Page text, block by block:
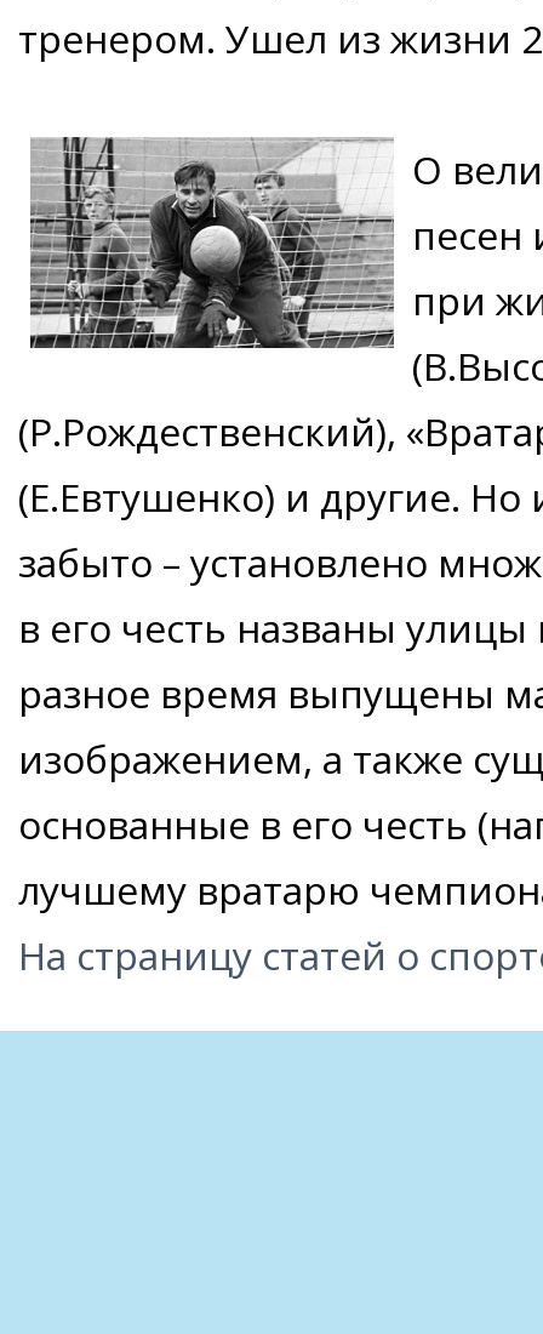
тренером. Ушел из жизни
О
песен
при
(Р.Рождественский),
(Е.Евтушенко) и другие.
забыто – установлено
в его честь названы
разное время выпущены
изображением, а также
основанные в его честь
лучшему вратарю
На страницу статей о